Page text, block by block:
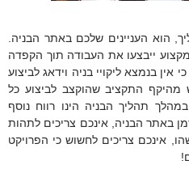
הוא העניינים שלכם באתר הבניה.
ייבצעו את העבודה תוך הקפדה
אין בנמצא ליקויי בניה וידאג לביצוע
מהיקף התקציב שהוקצב לביצוע כל
תהליך הבניה הינו רווח נוסף
באתר הבניה, אינכם צריכים לתהות
אינכם צריכים לחשוש כי הפרויקט